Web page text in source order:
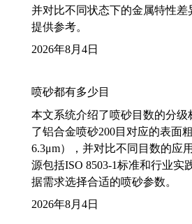
并对比不同状态下的金属特性差
提供参考。
2026年8月4日
喷砂都有多少目
本文系统介绍了喷砂目数的分级
了铝合金喷砂200目对应的表面
6.3μm），并对比不同目数的应
源包括ISO 8503-1标准和行业实
据需求选择合适的喷砂参数。
2026年8月4日